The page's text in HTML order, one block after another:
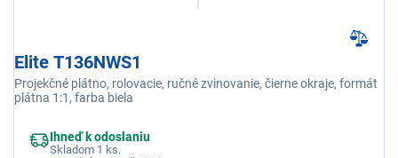
Elite T136NWS1
Projekčné plátno, rolovacie, ručné zvinovanie, čierne okraje, formát
plátna 1:1, farba biela
Ihneď k odoslaniu
Skladom 1 ks.